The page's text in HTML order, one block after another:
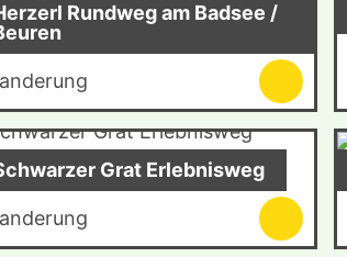
Rundweg am Badsee /
Grat Erlebnisweg